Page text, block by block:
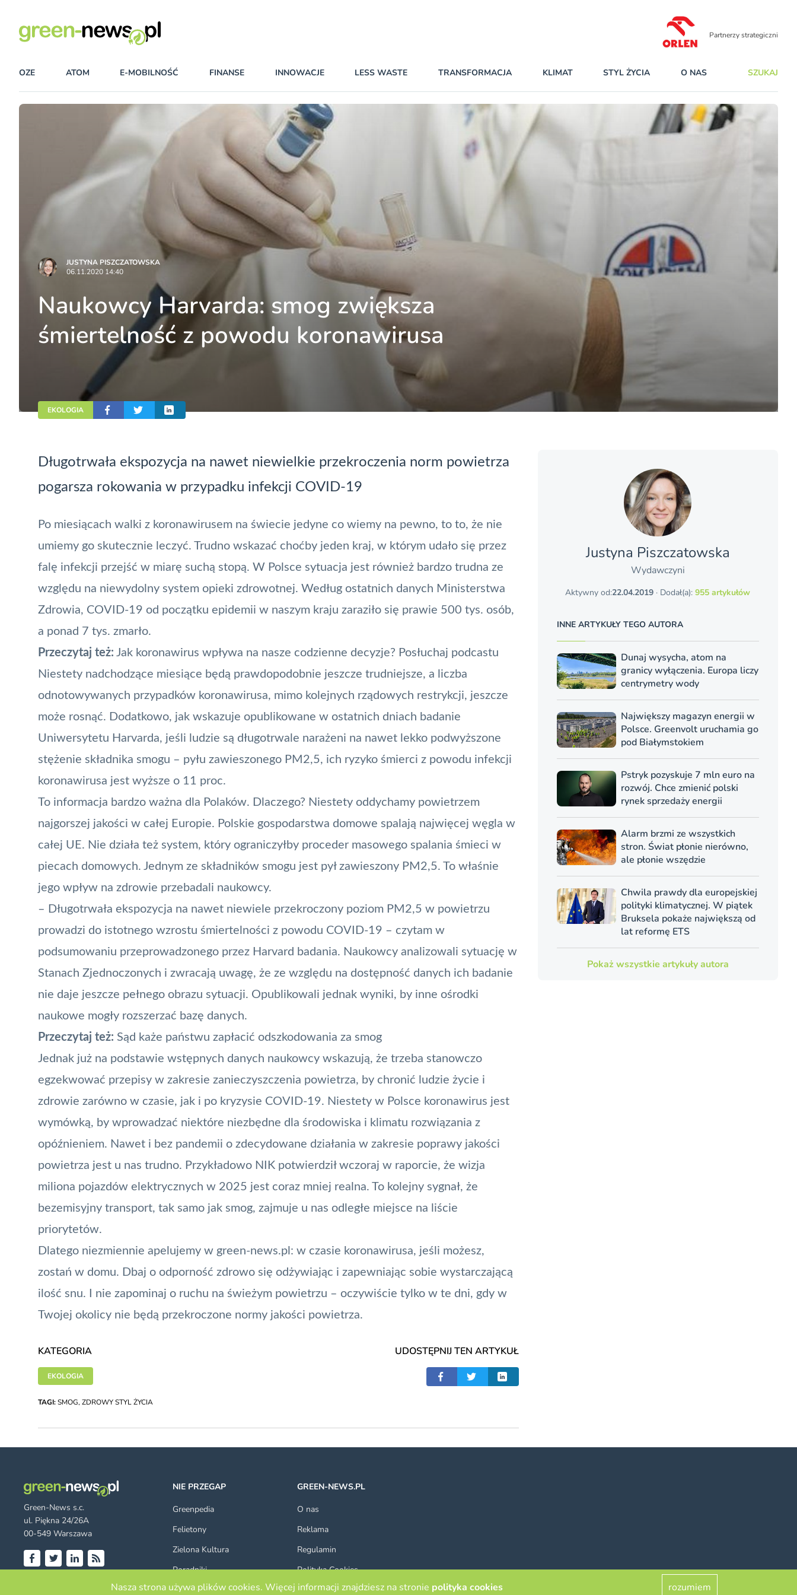
Partnerzy strategiczni
OZE ATOM E-MOBILNOŚĆ FINANSE INNOWACJE LESS WASTE TRANSFORMACJA KLIMAT STYL ŻYCIA O NAS SZUKAJ
JUSTYNA PISZCZATOWSKA
06.11.2020 14:40
Naukowcy Harvarda: smog zwiększa
śmiertelność z powodu koronawirusa
EKOLOGIA
Długotrwała ekspozycja na nawet niewielkie przekroczenia norm powietrza
pogarsza rokowania w przypadku infekcji COVID-19
Po miesiącach walki z koronawirusem na świecie jedyne co wiemy na pewno, to to, że nie
umiemy go skutecznie leczyć. Trudno wskazać choćby jeden kraj, w którym udało się przez
falę infekcji przejść w miarę suchą stopą. W Polsce sytuacja jest również bardzo trudna ze
względu na niewydolny system opieki zdrowotnej. Według ostatnich danych Ministerstwa
Zdrowia, COVID-19 od początku epidemii w naszym kraju zaraziło się prawie 500 tys. osób,
a ponad 7 tys. zmarło.
Przeczytaj też: Jak koronawirus wpływa na nasze codzienne decyzje? Posłuchaj podcastu
Niestety nadchodzące miesiące będą prawdopodobnie jeszcze trudniejsze, a liczba
odnotowywanych przypadków koronawirusa, mimo kolejnych rządowych restrykcji, jeszcze
może rosnąć. Dodatkowo, jak wskazuje opublikowane w ostatnich dniach badanie
Uniwersytetu Harvarda, jeśli ludzie są długotrwale narażeni na nawet lekko podwyższone
stężenie składnika smogu – pyłu zawieszonego PM2,5, ich ryzyko śmierci z powodu infekcji
koronawirusa jest wyższe o 11 proc.
To informacja bardzo ważna dla Polaków. Dlaczego? Niestety oddychamy powietrzem
najgorszej jakości w całej Europie. Polskie gospodarstwa domowe spalają najwięcej węgla w
całej UE. Nie działa też system, który ograniczyłby proceder masowego spalania śmieci w
piecach domowych. Jednym ze składników smogu jest pył zawieszony PM2,5. To właśnie
jego wpływ na zdrowie przebadali naukowcy.
– Długotrwała ekspozycja na nawet niewiele przekroczony poziom PM2,5 w powietrzu
prowadzi do istotnego wzrostu śmiertelności z powodu COVID-19 – czytam w
podsumowaniu przeprowadzonego przez Harvard badania. Naukowcy analizowali sytuację w
Stanach Zjednoczonych i zwracają uwagę, że ze względu na dostępność danych ich badanie
nie daje jeszcze pełnego obrazu sytuacji. Opublikowali jednak wyniki, by inne ośrodki
naukowe mogły rozszerzać bazę danych.
Przeczytaj też: Sąd każe państwu zapłacić odszkodowania za smog
Jednak już na podstawie wstępnych danych naukowcy wskazują, że trzeba stanowczo
egzekwować przepisy w zakresie zanieczyszczenia powietrza, by chronić ludzie życie i
zdrowie zarówno w czasie, jak i po kryzysie COVID-19. Niestety w Polsce koronawirus jest
wymówką, by wprowadzać niektóre niezbędne dla środowiska i klimatu rozwiązania z
opóźnieniem. Nawet i bez pandemii o zdecydowane działania w zakresie poprawy jakości
powietrza jest u nas trudno. Przykładowo NIK potwierdził wczoraj w raporcie, że wizja
miliona pojazdów elektrycznych w 2025 jest coraz mniej realna. To kolejny sygnał, że
bezemisyjny transport, tak samo jak smog, zajmuje u nas odległe miejsce na liście
priorytetów.
Dlatego niezmiennie apelujemy w green-news.pl: w czasie koronawirusa, jeśli możesz,
zostań w domu. Dbaj o odporność zdrowo się odżywiając i zapewniając sobie wystarczającą
ilość snu. I nie zapominaj o ruchu na świeżym powietrzu – oczywiście tylko w te dni, gdy w
Twojej okolicy nie będą przekroczone normy jakości powietrza.
KATEGORIA
EKOLOGIA
UDOSTĘPNIJ TEN ARTYKUŁ
TAGI:SMOG, ZDROWY STYL ŻYCIA
Justyna Piszczatowska
Wydawczyni
Aktywny od:22.04.2019 · Dodał(a):955 artykułów
INNE ARTYKUŁY TEGO AUTORA
Dunaj wysycha, atom na
granicy wyłączenia. Europa liczy
centrymetry wody
Największy magazyn energii w
Polsce. Greenvolt uruchamia go
pod Białymstokiem
Pstryk pozyskuje 7 mln euro na
rozwój. Chce zmienić polski
rynek sprzedaży energii
Alarm brzmi ze wszystkich
stron. Świat płonie nierówno,
ale płonie wszędzie
Chwila prawdy dla europejskiej
polityki klimatycznej. W piątek
Bruksela pokaże największą od
lat reformę ETS
Pokaż wszystkie artykuły autora
Green-News s.c.
ul. Piękna 24/26A
00-549 Warszawa
FacebookTwitterLinkedIn
RSS
© 2026 green-news.pl. All rights
NIE PRZEGAP
Greenpedia
Felietony
Zielona Kultura
Poradniki
Szukaj
GREEN-NEWS.PL
O nas
Reklama
Regulamin
Polityka Cookies
Kontakt
Nasza strona używa plików cookies. Więcej informacji znajdziesz na stronie polityka cookies rozumiem